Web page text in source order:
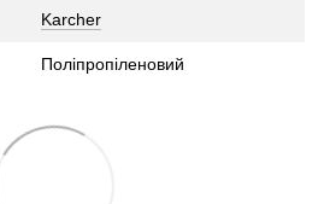
Karcher
Поліпропіленовий